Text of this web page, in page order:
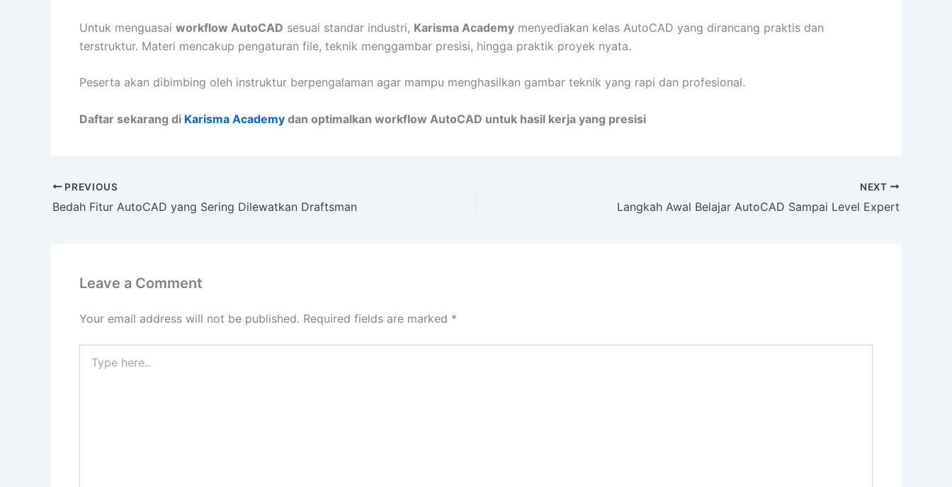
Untuk menguasai workflow AutoCAD sesuai standar industri, Karisma Academy menyediakan kelas AutoCAD yang dirancang praktis dan
terstruktur. Materi mencakup pengaturan file, teknik menggambar presisi, hingga praktik proyek nyata.
Peserta akan dibimbing oleh instruktur berpengalaman agar mampu menghasilkan gambar teknik yang rapi dan profesional.
Daftar sekarang di Karisma Academy dan optimalkan workflow AutoCAD untuk hasil kerja yang presisi
PREVIOUS
Bedah Fitur AutoCAD yang Sering Dilewatkan Draftsman
NEXT
Langkah Awal Belajar AutoCAD Sampai Level Expert
Leave a Comment
Your email address will not be published. Required fields are marked *
here..